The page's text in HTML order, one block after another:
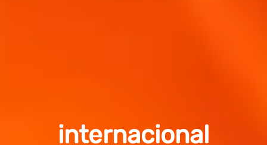
internacional